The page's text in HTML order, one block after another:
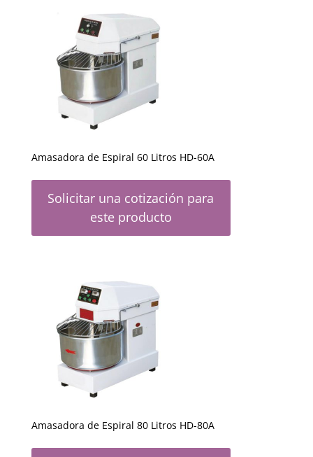
Amasadora de Espiral 60 Litros HD-60A
Solicitar una cotización para
este producto
Amasadora de Espiral 80 Litros HD-80A